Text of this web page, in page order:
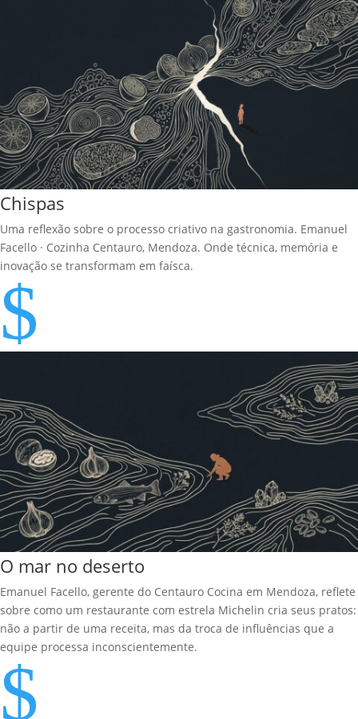
Chispas
Uma reflexão sobre o processo criativo na gastronomia. Emanuel
Facello · Cozinha Centauro, Mendoza. Onde técnica, memória e
inovação se transformam em faísca.
$
O mar no deserto
Emanuel Facello, gerente do Centauro Cocina em Mendoza, reflete
sobre como um restaurante com estrela Michelin cria seus pratos:
não a partir de uma receita, mas da troca de influências que a
equipe processa inconscientemente.
$